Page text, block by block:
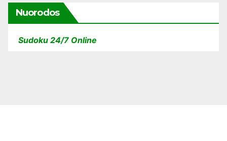
Nuorodos
Sudoku 24/7 Online